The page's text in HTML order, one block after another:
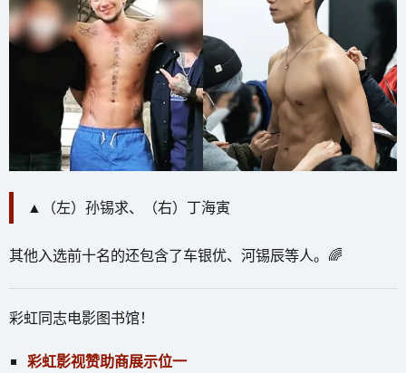
▲（左）孙锡求、（右）丁海寅
其他入选前十名的还包含了车银优、河锡辰等人。🌈
彩虹同志电影图书馆！
彩虹影视赞助商展示位一